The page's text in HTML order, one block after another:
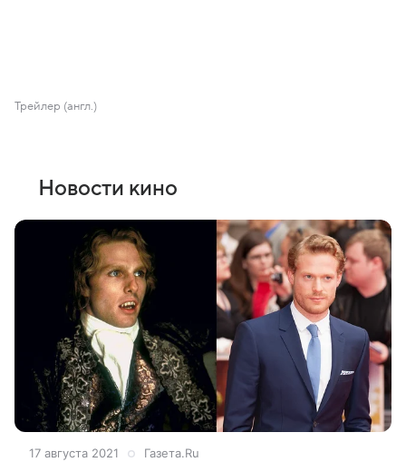
Трейлер (англ.)
Новости кино
17 августа 2021 Газета.Ru